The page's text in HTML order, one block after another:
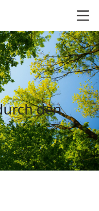
den Wald
den